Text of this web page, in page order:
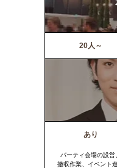
20人～
あり
パーティ会場の設営、
撤収作業、イベント